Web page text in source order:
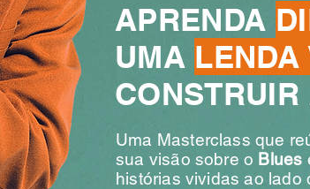
APRENDA
UMA LENDA
CONSTRUIR
Uma Masterclass que
sua visão sobre o Blues
histórias vividas ao lado